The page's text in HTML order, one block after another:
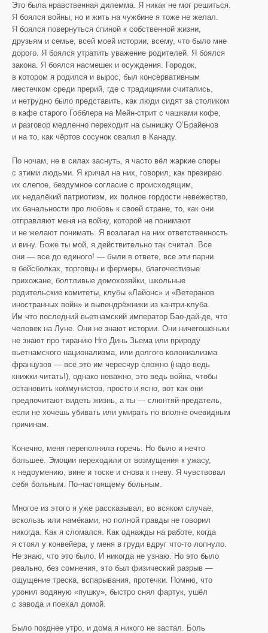
Это была нравственная дилемма. Я никак не мог решиться.
Я боялся войны, но и жить на чужбине я тоже не желал.
Я боялся повернуться спиной к собственной жизни,
друзьям и семье, всей моей истории, всему, что было мне
дорого. Я боялся утратить уважение родителей. Я боялся
закона. Я боялся насмешек и осуждения. Городок,
в котором я родился и вырос, был консервативным
местечком среди прерий, где с традициями считались,
и нетрудно было представить, как люди сидят за столиком
в кафе старого Гобблера на Мейн-стрит с чашками кофе,
и разговор медленно переходит на сынишку О’Брайенов
и на то, как чёртов сосунок свалил в Канаду.
По ночам, не в силах заснуть, я часто вёл жаркие споры
с этими людьми. Я кричал на них, говорил, как презираю
их слепое, бездумное согласие с происходящим,
их недалёкий патриотизм, их полное гордости невежество,
их банальности про любовь к своей стране, то, как они
отправляют меня на войну, которой не понимают
и не желают понимать. Я возлагал на них ответственность
и вину. Боже ты мой, я действительно так считал. Все
они — все до единого! — были в ответе, все эти парни
в бейсболках, торговцы и фермеры, благочестивые
прихожане, болтливые домохозяйки, школьные
родительские комитеты, клубы «Лайонс» и «Ветеранов
иностранных войн» и выпендрёжники из кантри-клуба.
Им что последний вьетнамский император Бао-дай-де, что
человек на Луне. Они не знают истории. Они ничегошеньки
не знают про тиранию Нго Динь Зьема или природу
вьетнамского национализма, или долгого колониализма
французов — всё это им чересчур сложно (надо ведь
книжки читать!), однако неважно, это ведь война, чтобы
остановить коммунистов, просто и ясно, вот как они
предпочитают видеть жизнь, а ты — слюнтяй-предатель,
если не хочешь убивать или умирать по вполне очевидным
причинам.
Конечно, меня переполняла горечь. Но было и нечто
большее. Эмоции переходили от возмущения к ужасу,
к недоумению, вине и тоске и снова к гневу. Я чувствовал
себя больным. По-настоящему больным.
Многое из этого я уже рассказывал, во всяком случае,
вскользь или намёками, но полной правды не говорил
никогда. Как я сломался. Как однажды на работе, когда
я стоял у конвейера, у меня в груди вдруг что-то лопнуло.
Не знаю, что это было. И никогда не узнаю. Но это было
реально, без сомнения, это был физический разрыв —
ощущение треска, вспарывания, протечки. Помню, что
уронил водяную «пушку», быстро снял фартук, ушёл
с завода и поехал домой.
Было позднее утро, и дома я никого не застал. Боль